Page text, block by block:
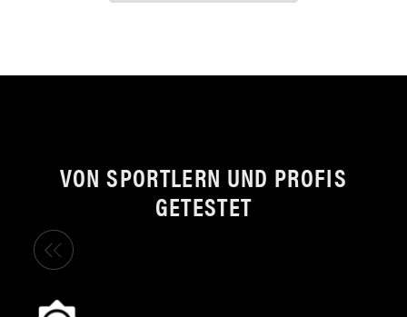
VON SPORTLERN UND PROFIS
GETESTET